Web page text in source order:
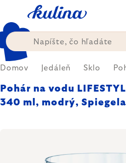
obsah
Domov Jedáleň Sklo
Pohár na vodu
340 ml, modrý,